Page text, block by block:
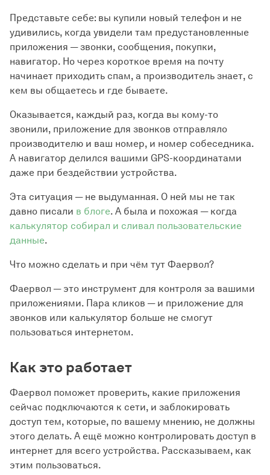
Представьте себе: вы купили новый телефон и не
удивились, когда увидели там предустановленные
приложения — звонки, сообщения, покупки,
навигатор. Но через короткое время на почту
начинает приходить спам, а производитель знает, с
кем вы общаетесь и где бываете.
Оказывается, каждый раз, когда вы кому-то
звонили, приложение для звонков отправляло
производителю и ваш номер, и номер собеседника.
А навигатор делился вашими GPS-координатами
даже при бездействии устройства.
Эта ситуация — не выдуманная. О ней мы не так
давно писали в блоге. А была и похожая — когда
калькулятор собирал и сливал пользовательские
данные.
Что можно сделать и при чём тут Фаервол?
Фаервол — это инструмент для контроля за вашими
приложениями. Пара кликов — и приложение для
звонков или калькулятор больше не смогут
пользоваться интернетом.
Как это работает
Фаервол поможет проверить, какие приложения
сейчас подключаются к сети, и заблокировать
доступ тем, которые, по вашему мнению, не должны
этого делать. А ещё можно контролировать доступ в
интернет для всего устройства. Рассказываем, как
этим пользоваться.